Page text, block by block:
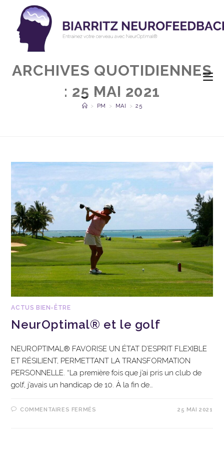
ARCHIVES QUOTIDIENNES
: 25 MAI 2021
> PM > MAI > 25
ACTUS BIEN-ÊTRE
NeurOptimal® et le golf
NEUROPTIMAL® FAVORISE UN ÉTAT D’ESPRIT FLEXIBLE
ET RÉSILIENT, PERMETTANT LA TRANSFORMATION
PERSONNELLE. “La première fois que j’ai pris un club de
golf, j’avais un handicap de 10. À la fin de…
COMMENTAIRES FERMÉS 25 MAI 2021